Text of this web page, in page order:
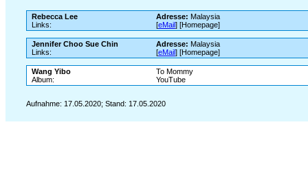
Rebecca Lee Adresse: Malaysia
Links:
[eMail] [Homepage]
Jennifer Choo Sue Chin Adresse: Malaysia
Links:
[eMail] [Homepage]
Wang Yibo
To Mommy
Album:
YouTube
Aufnahme: 17.05.2020; Stand: 17.05.2020